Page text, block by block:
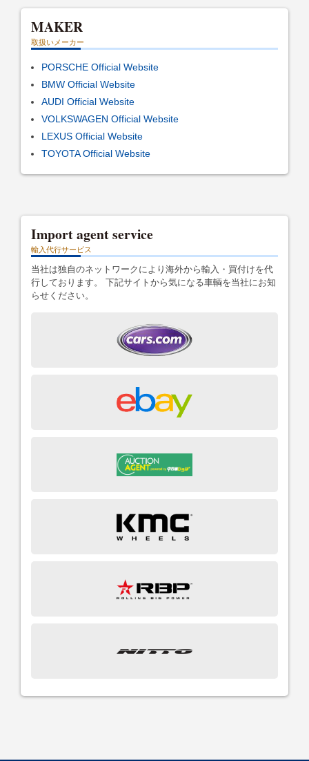
MAKER
取扱いメーカー
PORSCHE Official Website
BMW Official Website
AUDI Official Website
VOLKSWAGEN Official Website
LEXUS Official Website
TOYOTA Official Website
Import agent service
輸入代行サービス
当社は独自のネットワークにより海外から輸入・買付けを代
行しております。 下記サイトから気になる車輌を当社にお知
らせください。